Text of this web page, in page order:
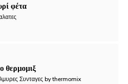
φέτα
θερμομιξ
Συνταγες by thermomix